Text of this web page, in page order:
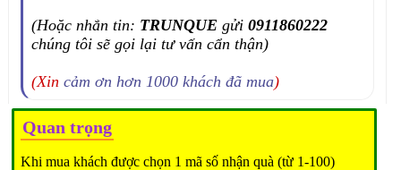
(Hoặc nhắn tin: TRUNQUE gửi0911860222
chúng tôi sẽ gọi lại tư vấn cẩn thận)
(Xincảm ơn hơn 1000 khách đã mua)
Quan trọng
Khi mua khách được chọn 1 mã số nhận quà (từ 1-100)